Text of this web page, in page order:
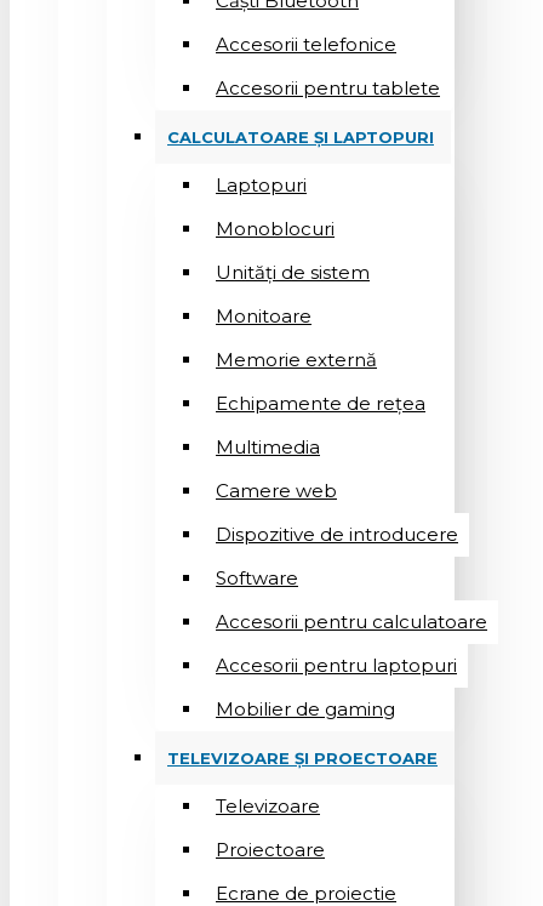
Accesorii telefonice
Accesorii pentru tablete
CALCULATOARE ȘI LAPTOPURI
Laptopuri
Monoblocuri
Unități de sistem
Monitoare
Memorie externă
Echipamente de rețea
Multimedia
Camere web
Dispozitive de introducere
Software
Accesorii pentru calculatoare
Accesorii pentru laptopuri
Mobilier de gaming
TELEVIZOARE ȘI PROECTOARE
Televizoare
Proiectoare
Ecrane de proiectie